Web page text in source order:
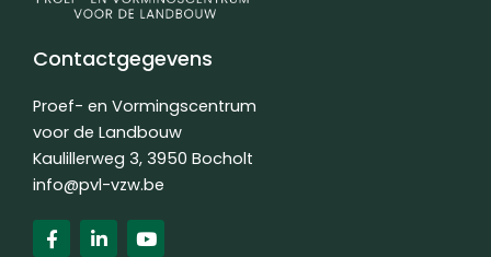
Contactgegevens
Proef- en Vormingscentrum
voor de Landbouw
Kaulillerweg 3, 3950 Bocholt
info@pvl-vzw.be
F
a
L
i
Y
o